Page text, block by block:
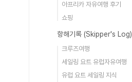
아프리카 자유여행 후기
쇼핑
항해기록 (Skipper's Log)
크루즈여행
세일링 요트 유럽자유여행
유럽 요트 세일링 지식